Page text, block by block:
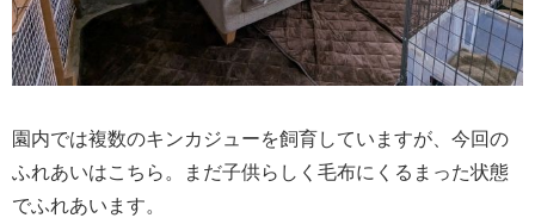
園内では複数のキンカジューを飼育していますが、今回の
ふれあいはこちら。まだ子供らしく毛布にくるまった状態
でふれあいます。